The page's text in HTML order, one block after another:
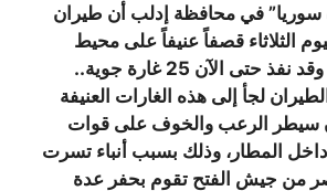
سوريا” في محافظة إدلب أن طيران
الثلاثاء قصفاً عنيفاً على محيط
الآن 25 غارة جوية..
لجأ إلى هذه الغارات العنيفة
سيطر الرعب والخوف على قوات
داخل المطار، وذلك بسبب أنباء تسرت
من جيش الفتح تقوم بحفر عدة